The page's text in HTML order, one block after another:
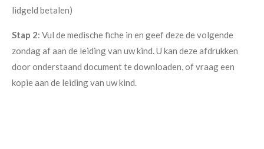
lidgeld betalen)
Stap 2: Vul de medische fiche in en geef deze de volgende
zondag af aan de leiding van uw kind. U kan deze afdrukken
door onderstaand document te downloaden, of vraag een
kopie aan de leiding van uw kind.